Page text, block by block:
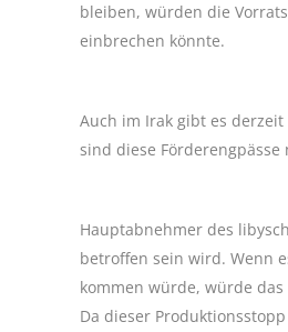
bleiben, würden die
einbrechen könnte.
Auch im Irak gibt es
sind diese
Hauptabnehmer des
betroffen sein wird. Wenn
kommen würde, würde
Da dieser